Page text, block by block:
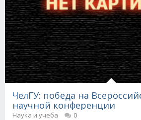
ЧелГУ: победа на
научной конференции
Наука и учеба
0